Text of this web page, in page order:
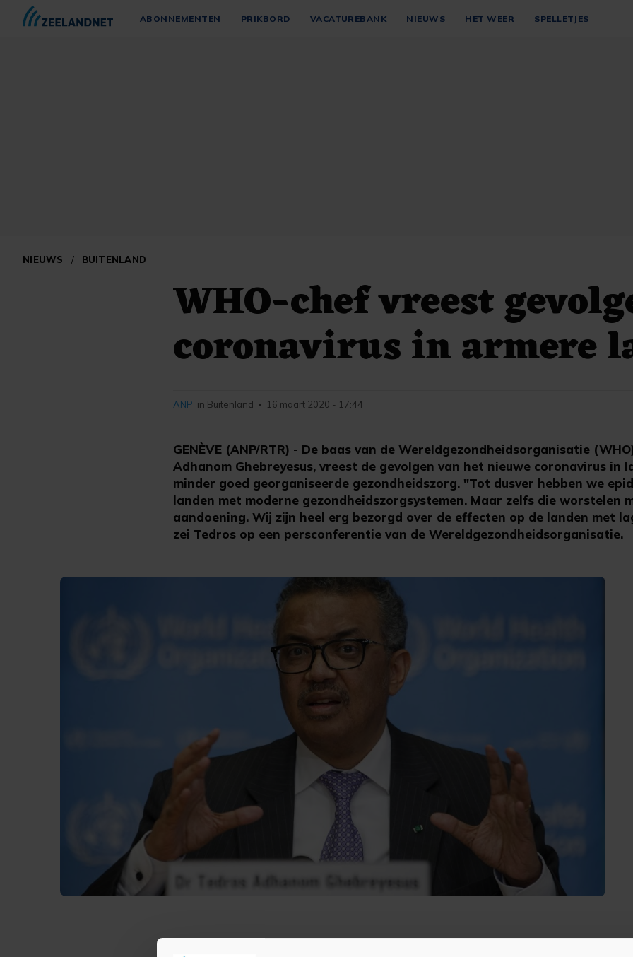
ABONNEMENTEN PRIKBORD VACATUREBANK NIEUWS HET WEER SPELLETJES
NIEUWS / BUITENLAND
WHO-chef vreest
coronavirus in armere
GENÈVE (ANP/RTR) - De baas van de Wereldgezondheidsorganisatie
Adhanom Ghebreyesus, vreest de gevolgen van het nieuwe coronavirus in
minder goed georganiseerde gezondheidszorg. "Tot dusver hebben we
landen met moderne gezondheidszorgsystemen. Maar zelfs die worstelen
aandoening. Wij zijn heel erg bezorgd over de effecten op de landen met
zei Tedros op een persconferentie van de Wereldgezondheidsorganisatie.
ANP in Buitenland • 16 maart 2020 - 17:44